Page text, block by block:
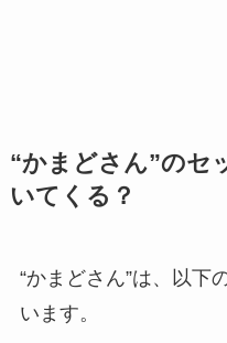
“かまどさん”のセ
いてくる？
“かまどさん”は、以下
います。